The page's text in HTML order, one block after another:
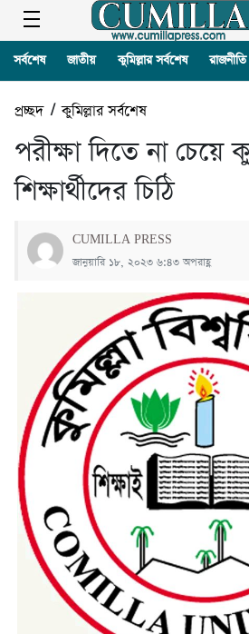
সর্বশেষ জাতীয় কুমিল্লার সর্বশেষ রাজনীতি
প্রচ্ছদ/কুমিল্লার সর্বশেষ
পরীক্ষা দিতে না চেয়ে
শিক্ষার্থীদের চিঠি
CUMILLA PRESS
জানুয়ারি ১৮, ২০২৩ ৬:৪৩ অপরাহ্ণ